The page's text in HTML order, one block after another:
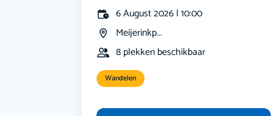
6 August 2026 | 10:00
Meijerinkp...
8 plekken beschikbaar
Wandelen